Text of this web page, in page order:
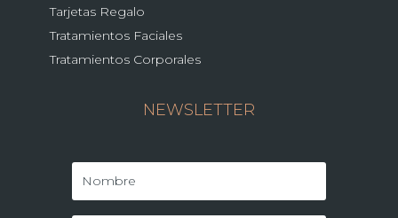
Tarjetas Regalo
Tratamientos Faciales
Tratamientos Corporales
NEWSLETTER